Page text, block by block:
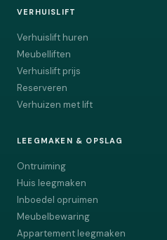
VERHUISLIFT
Verhuislift huren
Meubelliften
Verhuislift prijs
Reserveren
Verhuizen met lift
LEEGMAKEN & OPSLAG
Ontruiming
Huis leegmaken
Inboedel opruimen
Meubelbewaring
Appartement leegmaken